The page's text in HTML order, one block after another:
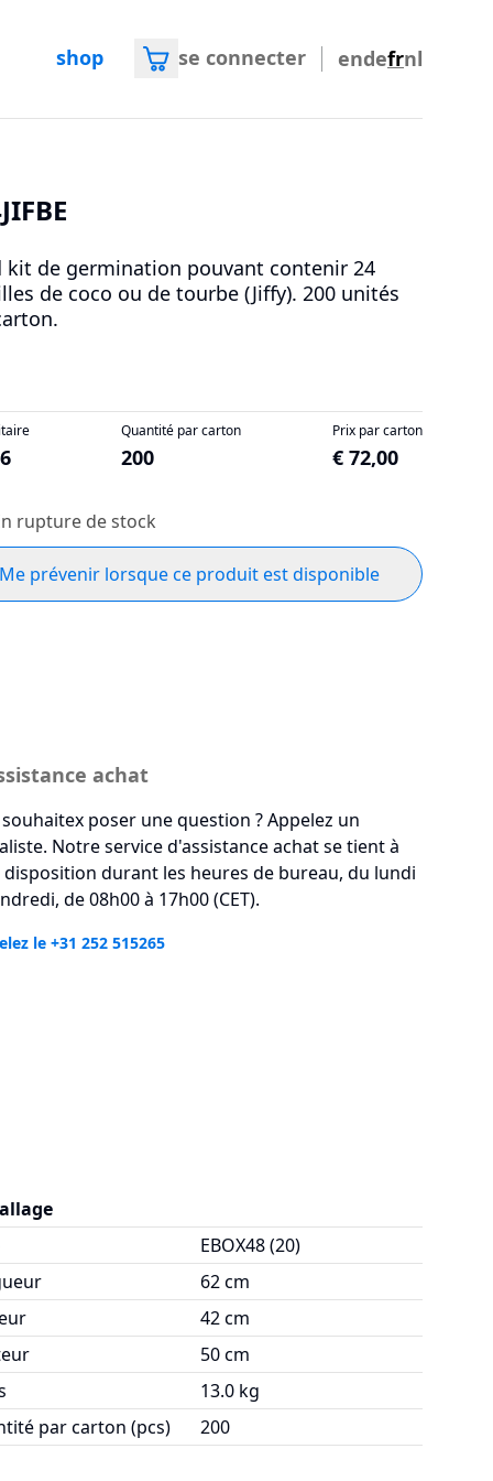
shop se connecter endefrnl
kit de germination pouvant contenir 24
de coco ou de tourbe (Jiffy). 200 unités
Quantité par carton
200
Prix par carton
€ 72,00
rupture de stock
Me prévenir lorsque ce produit est disponible
achat
poser une question ? Appelez un
Notre service d'assistance achat se tient à
durant les heures de bureau, du lundi
de 08h00 à 17h00 (CET).
le +31 252 515265
EBOX48 (20)
62 cm
42 cm
50 cm
13.0 kg
par carton (pcs)
200